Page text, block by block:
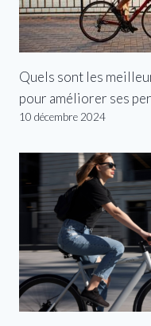
Quels sont les
pour améliorer ses
10 décembre 2024